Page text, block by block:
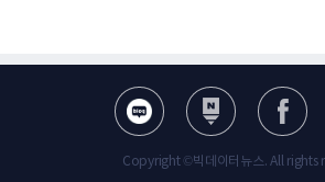
Copyright ©빅데이터뉴스. All rights